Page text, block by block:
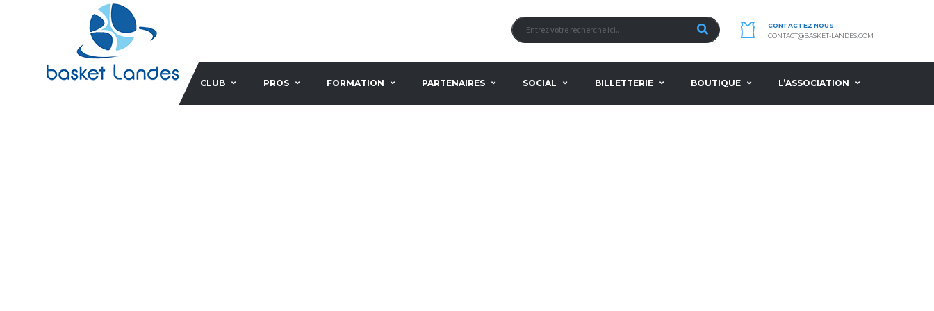
CONTACTEZ NOUS
CONTACT@BASKET-LANDES.COM
CLUB PROS FORMATION PARTENAIRES SOCIAL BILLETTERIE BOUTIQUE L’ASSOCIATION